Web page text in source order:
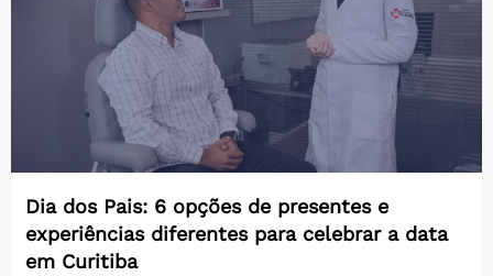
Dia dos Pais: 6 opções de presentes e
experiências diferentes para celebrar a data
em Curitiba